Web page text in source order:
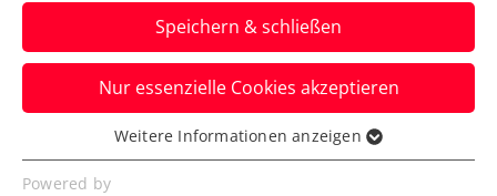
Speichern & schließen
Nur essenzielle Cookies akzeptieren
Essenziell
Essenzielle Cookies werden für grundlegende
Weitere Informationen anzeigen
Powered by